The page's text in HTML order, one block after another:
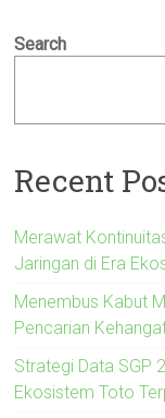
Search
Recent
Merawat
Jaringan di Era
Menembus Kabut
Pencarian
Strategi Data SGP
Ekosistem Toto